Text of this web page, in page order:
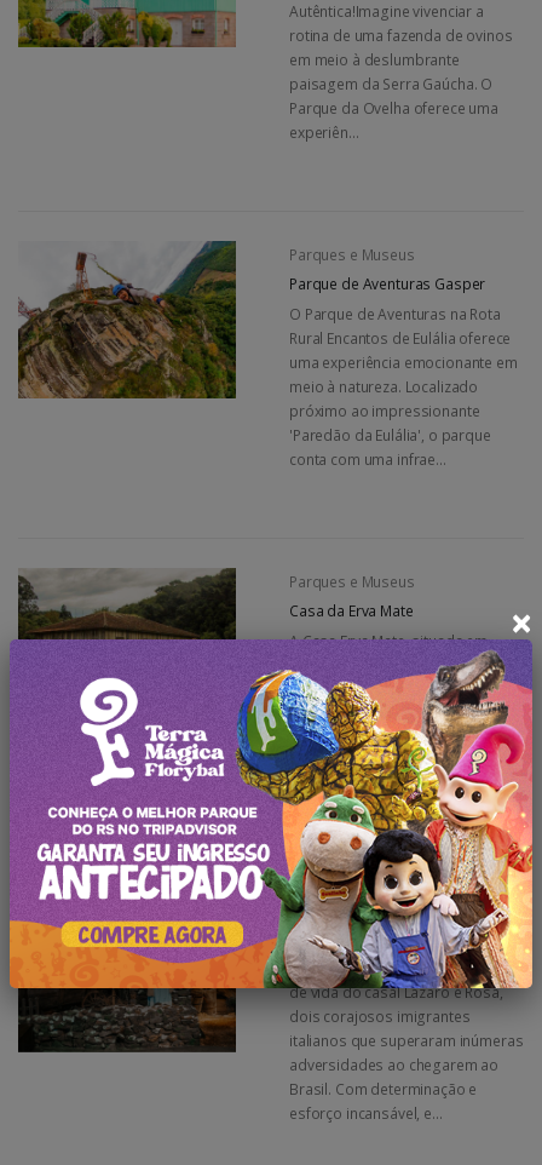
Autêntica!Imagine vivenciar a
rotina de uma fazenda de ovinos
em meio à deslumbrante
paisagem da Serra Gaúcha. O
Parque da Ovelha oferece uma
experiên...
Parques e Museus
Parque de Aventuras Gasper
O Parque de Aventuras na Rota
Rural Encantos de Eulália oferece
uma experiência emocionante em
meio à natureza. Localizado
próximo ao impressionante
'Paredão da Eulália', o parque
conta com uma infrae...
Parques e Museus
Casa da Erva Mate
A Casa Erva Mate, situada em
Bento Gonçalves, no estado do
Rio Grande do Sul, Brasil,
representa um importante marco
na rica tradição da Serra Gaúcha.
Esta residência histórica remonta
a 1889 e ocupa...
Parques e Museus
Parque Cultural Epopeia Italiana
Explore a emocionante trajetória
de vida do casal Lázaro e Rosa,
dois corajosos imigrantes
italianos que superaram inúmeras
adversidades ao chegarem ao
Brasil. Com determinação e
esforço incansável, e...
×